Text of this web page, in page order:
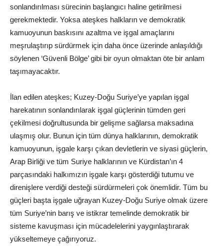
sonlandırılması sürecinin başlangıcı haline getirilmesi
gerekmektedir. Yoksa ateşkes halkların ve demokratik
kamuoyunun baskısını azaltma ve işgal amaçlarını
meşrulaştırıp sürdürmek için daha önce üzerinde anlaşıldığı
söylenen ‘Güvenli Bölge’ gibi bir oyun olmaktan öte bir anlam
taşımayacaktır.
İlan edilen ateşkes; Kuzey-Doğu Suriye’ye yapılan işgal
harekatının sonlandırılarak işgal güçlerinin tümden geri
çekilmesi doğrultusunda bir gelişme sağlarsa maksadına
ulaşmış olur. Bunun için tüm dünya halklarının, demokratik
kamuoyunun, işgale karşı çıkan devletlerin ve siyasi güçlerin,
Arap Birliği ve tüm Suriye halklarının ve Kürdistan’ın 4
parçasındaki halkımızın işgale karşı gösterdiği tutumu ve
direnişlere verdiği desteği sürdürmeleri çok önemlidir. Tüm bu
güçleri başta işgale uğrayan Kuzey-Doğu Suriye olmak üzere
tüm Suriye’nin barış ve istikrar temelinde demokratik bir
sisteme kavuşması için mücadelelerini yaygınlaştırarak
yükseltemeye çağırıyoruz.